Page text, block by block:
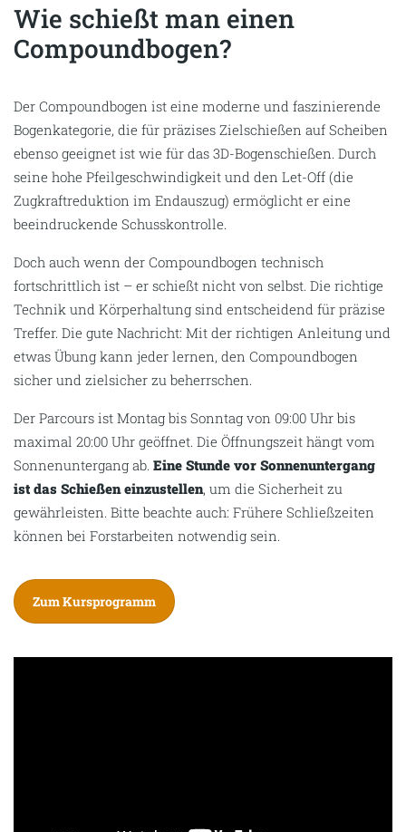
Wie schießt man einen
Compoundbogen?
Der Compoundbogen ist eine moderne und faszinierende
Bogenkategorie, die für präzises Zielschießen auf Scheiben
ebenso geeignet ist wie für das 3D-Bogenschießen. Durch
seine hohe Pfeilgeschwindigkeit und den Let-Off (die
Zugkraftreduktion im Endauszug) ermöglicht er eine
beeindruckende Schusskontrolle.
Doch auch wenn der Compoundbogen technisch
fortschrittlich ist – er schießt nicht von selbst. Die richtige
Technik und Körperhaltung sind entscheidend für präzise
Treffer. Die gute Nachricht: Mit der richtigen Anleitung und
etwas Übung kann jeder lernen, den Compoundbogen
sicher und zielsicher zu beherrschen.
Der Parcours ist Montag bis Sonntag von 09:00 Uhr bis
maximal 20:00 Uhr geöffnet. Die Öffnungszeit hängt vom
Sonnenuntergang ab. Eine Stunde vor Sonnenuntergang
ist das Schießen einzustellen, um die Sicherheit zu
gewährleisten. Bitte beachte auch: Frühere Schließzeiten
können bei Forstarbeiten notwendig sein.
Zum Kursprogramm